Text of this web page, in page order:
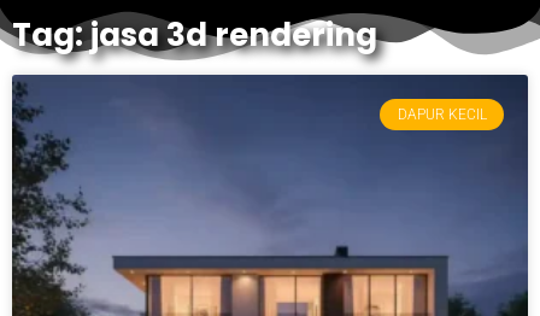
Tag: jasa 3d rendering
DAPUR KECIL